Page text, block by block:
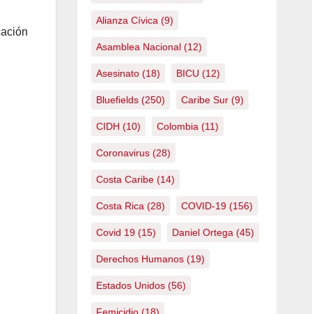
Alianza Cívica (9)
Asamblea Nacional(12)
Asesinato(18) BICU (12)
Bluefields(250) Caribe Sur(9)
CIDH (10) Colombia (11)
Coronavirus(28)
Costa Caribe(14)
Costa Rica (28) COVID-19(156)
Covid 19(15) Daniel Ortega (45)
Derechos Humanos(19)
Estados Unidos(56)